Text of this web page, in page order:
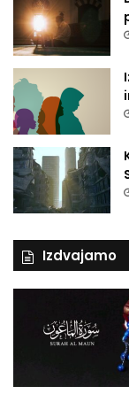
Izdvajamo